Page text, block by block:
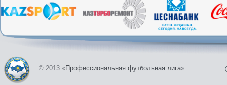
© 2013 «Профессиональная футбольная лига»